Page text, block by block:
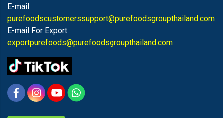
E-mail:
purefoodscustomerssupport@purefoodsgroupthailand.com
E-mail For Export:
exportpurefoods@purefoodsgroupthailand.com